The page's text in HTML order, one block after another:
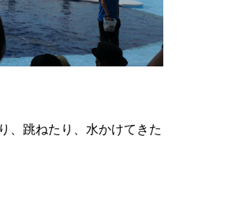
、跳ねたり、水かけてきた